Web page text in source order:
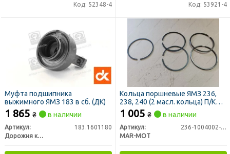
Код: 52348-4 Код: 53921-4
Муфта подшипника
выжимного ЯМЗ 183 в сб. (ДК)
1 865 ₴ в наличии
Артикул:
183.1601180
Дорожня карта
Кольца поршневые ЯМЗ 236,
238, 240 (2 масл. кольца) П/К
(пр-во MAR-MOT Польша)
1 005 ₴ в наличии
Артикул:
236-1004002-А4/2
MAR-MOT